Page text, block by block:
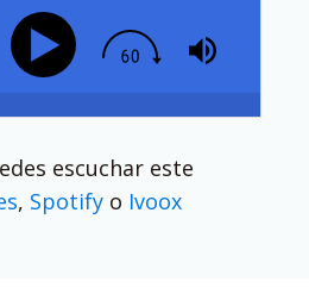
escuchar este
, Spotify o Ivoox